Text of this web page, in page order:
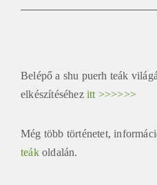
Belépő a shu puerh teák
elkészítéséhez itt >>>>>>
Még több történetet,
teákoldalán.